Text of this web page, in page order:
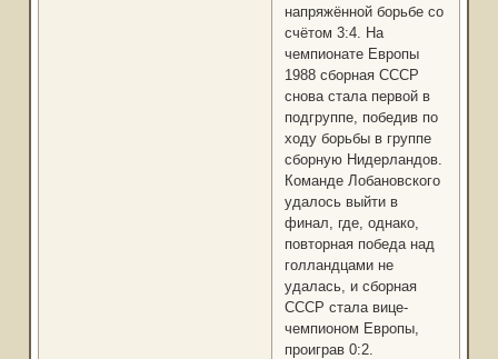
напряжённой борьбе со
счётом 3:4. На
чемпионате Европы
1988 сборная СССР
снова стала первой в
подгруппе, победив по
ходу борьбы в группе
сборную Нидерландов.
Команде Лобановского
удалось выйти в
финал, где, однако,
повторная победа над
голландцами не
удалась, и сборная
СССР стала вице-
чемпионом Европы,
проиграв 0:2.